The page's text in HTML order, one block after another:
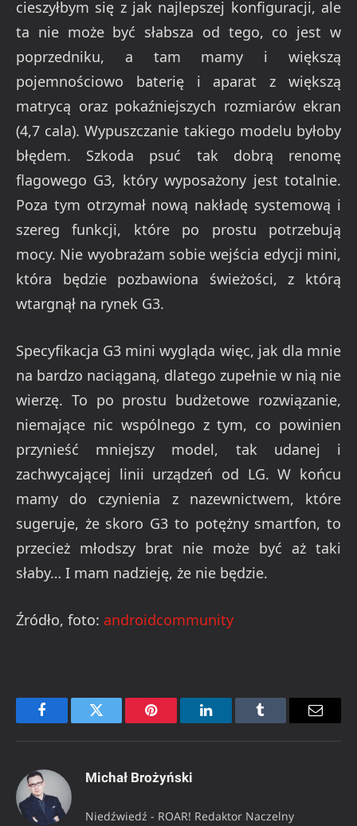
cieszyłbym się z jak najlepszej konfiguracji, ale
ta nie może być słabsza od tego, co jest w
poprzedniku, a tam mamy i większą
pojemnościowo baterię i aparat z większą
matrycą oraz pokaźniejszych rozmiarów ekran
(4,7 cala). Wypuszczanie takiego modelu byłoby
błędem. Szkoda psuć tak dobrą renomę
flagowego G3, który wyposażony jest totalnie.
Poza tym otrzymał nową nakładę systemową i
szereg funkcji, które po prostu potrzebują
mocy. Nie wyobrażam sobie wejścia edycji mini,
która będzie pozbawiona świeżości, z którą
wtargnął na rynek G3.
Specyfikacja G3 mini wygląda więc, jak dla mnie
na bardzo naciąganą, dlatego zupełnie w nią nie
wierzę. To po prostu budżetowe rozwiązanie,
niemające nic wspólnego z tym, co powinien
przynieść mniejszy model, tak udanej i
zachwycającej linii urządzeń od LG. W końcu
mamy do czynienia z nazewnictwem, które
sugeruje, że skoro G3 to potężny smartfon, to
przecież młodszy brat nie może być aż taki
słaby… I mam nadzieję, że nie będzie.
Źródło, foto: androidcommunity
FacebookTwitter Pinterest LinkedInTumblr Email
Michał Brożyński
Niedźwiedź - ROAR! Redaktor Naczelny